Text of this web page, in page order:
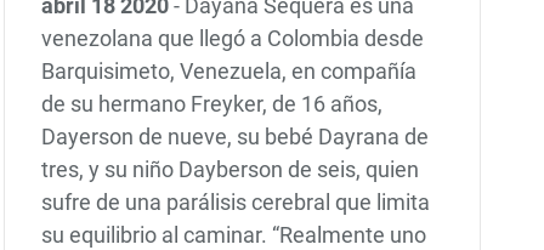
abril 18 2020- Dayana Sequera es una
venezolana que llegó a Colombia desde
Barquisimeto, Venezuela, en compañía
de su hermano Freyker, de 16 años,
Dayerson de nueve, su bebé Dayrana de
tres, y su niño Dayberson de seis, quien
sufre de una parálisis cerebral que limita
su equilibrio al caminar. “Realmente uno